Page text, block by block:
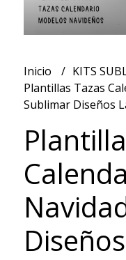
Inicio KITS
Plantillas Tazas
Sublimar Diseños